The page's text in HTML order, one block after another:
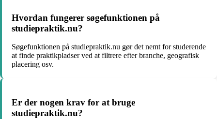
Hvordan fungerer søgefunktionen på
studiepraktik.nu?
Søgefunktionen på studiepraktik.nu gør det nemt for studerende
at finde praktikpladser ved at filtrere efter branche, geografisk
placering osv.
Er der nogen krav for at bruge
studiepraktik.nu?